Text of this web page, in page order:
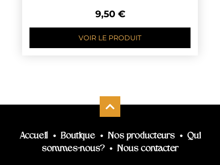
9,50 €
VOIR LE PRODUIT
Accueil•Boutique•Nos producteurs•Qui
sommes-nous?•Nous contacter